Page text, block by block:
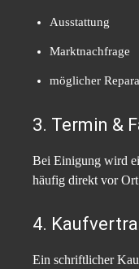
Ausstattung
Marktnachfrage
möglicher
3. Termin &
Bei Einigung wird
häufig direkt vor
4.
Ein schriftlicher